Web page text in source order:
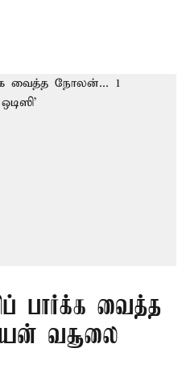
பார்க்க வைத்த
வசூலை